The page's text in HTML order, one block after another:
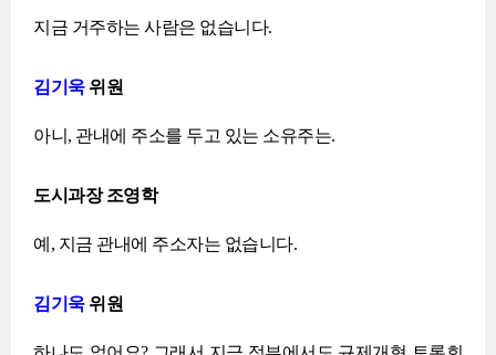
지금 거주하는 사람은 없습니다.
김기욱위원
아니, 관내에 주소를 두고 있는 소유주는.
도시과장 조영학
예, 지금 관내에 주소자는 없습니다.
김기욱위원